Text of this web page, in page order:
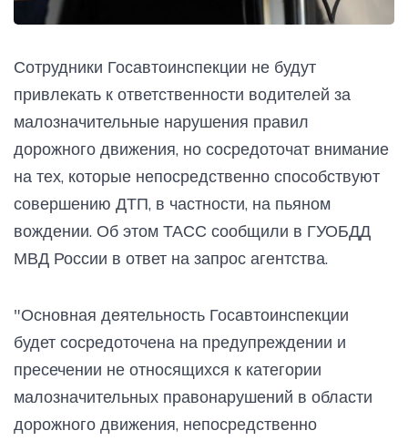
Сотрудники Госавтоинспекции не будут
привлекать к ответственности водителей за
малозначительные нарушения правил
дорожного движения, но сосредоточат внимание
на тех, которые непосредственно способствуют
совершению ДТП, в частности, на пьяном
вождении. Об этом ТАСС сообщили в ГУОБДД
МВД России в ответ на запрос агентства.
"Основная деятельность Госавтоинспекции
будет сосредоточена на предупреждении и
пресечении не относящихся к категории
малозначительных правонарушений в области
дорожного движения, непосредственно